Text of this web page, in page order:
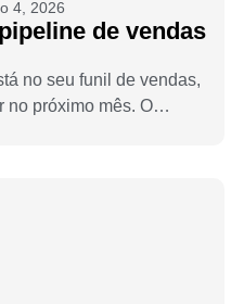
4, 2026
de vendas
no seu funil de vendas,
no próximo mês. O